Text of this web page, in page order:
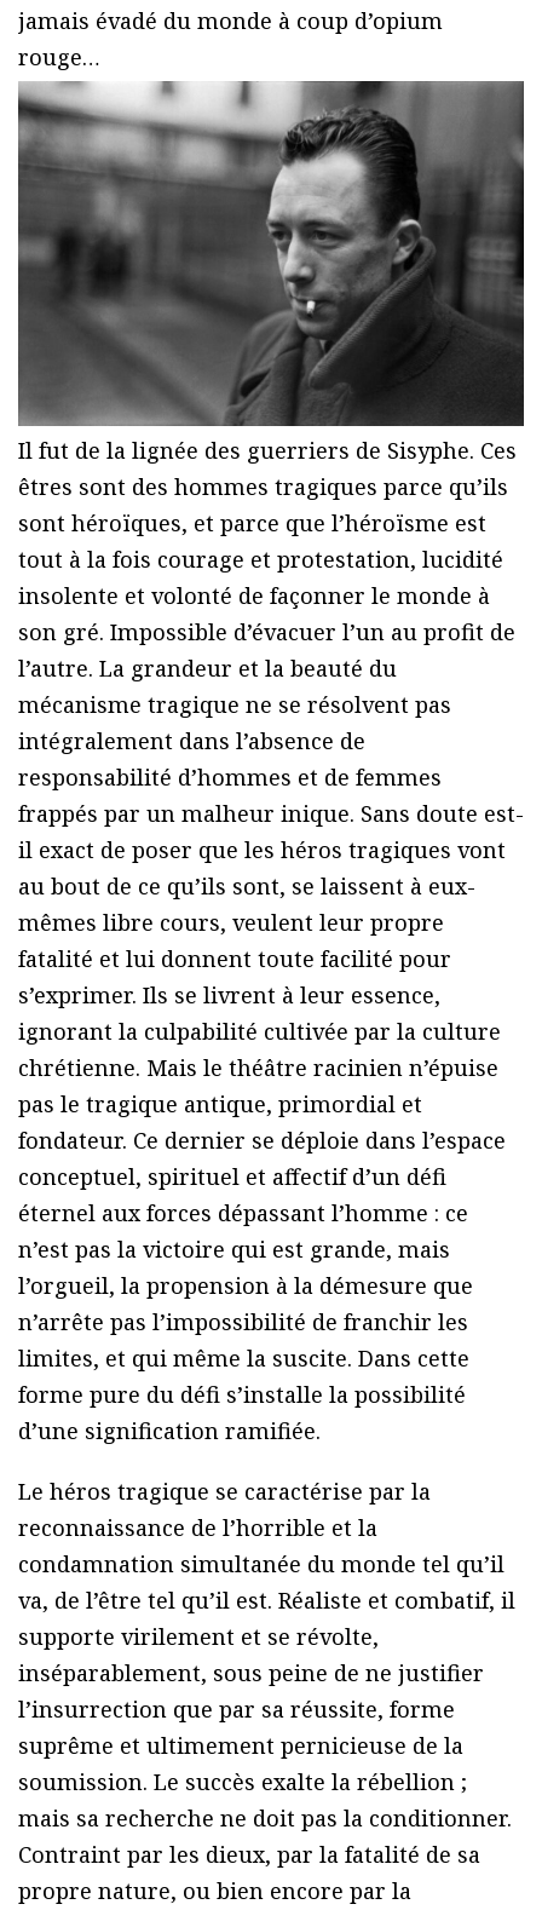
jamais évadé du monde à coup d’opium
rouge…
Il fut de la lignée des guerriers de Sisyphe. Ces
êtres sont des hommes tragiques parce qu’ils
sont héroïques, et parce que l’héroïsme est
tout à la fois courage et protestation, lucidité
insolente et volonté de façonner le monde à
son gré. Impossible d’évacuer l’un au profit de
l’autre. La grandeur et la beauté du
mécanisme tragique ne se résolvent pas
intégralement dans l’absence de
responsabilité d’hommes et de femmes
frappés par un malheur inique. Sans doute est-
il exact de poser que les héros tragiques vont
au bout de ce qu’ils sont, se laissent à eux-
mêmes libre cours, veulent leur propre
fatalité et lui donnent toute facilité pour
s’exprimer. Ils se livrent à leur essence,
ignorant la culpabilité cultivée par la culture
chrétienne. Mais le théâtre racinien n’épuise
pas le tragique antique, primordial et
fondateur. Ce dernier se déploie dans l’espace
conceptuel, spirituel et affectif d’un défi
éternel aux forces dépassant l’homme : ce
n’est pas la victoire qui est grande, mais
l’orgueil, la propension à la démesure que
n’arrête pas l’impossibilité de franchir les
limites, et qui même la suscite. Dans cette
forme pure du défi s’installe la possibilité
d’une signification ramifiée.
Le héros tragique se caractérise par la
reconnaissance de l’horrible et la
condamnation simultanée du monde tel qu’il
va, de l’être tel qu’il est. Réaliste et combatif, il
supporte virilement et se révolte,
inséparablement, sous peine de ne justifier
l’insurrection que par sa réussite, forme
suprême et ultimement pernicieuse de la
soumission. Le succès exalte la rébellion ;
mais sa recherche ne doit pas la conditionner.
Contraint par les dieux, par la fatalité de sa
propre nature, ou bien encore par la